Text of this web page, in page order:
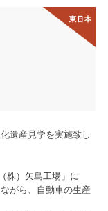
遺産見学を実施致し
株）矢島工場」に
がら、自動車の生産